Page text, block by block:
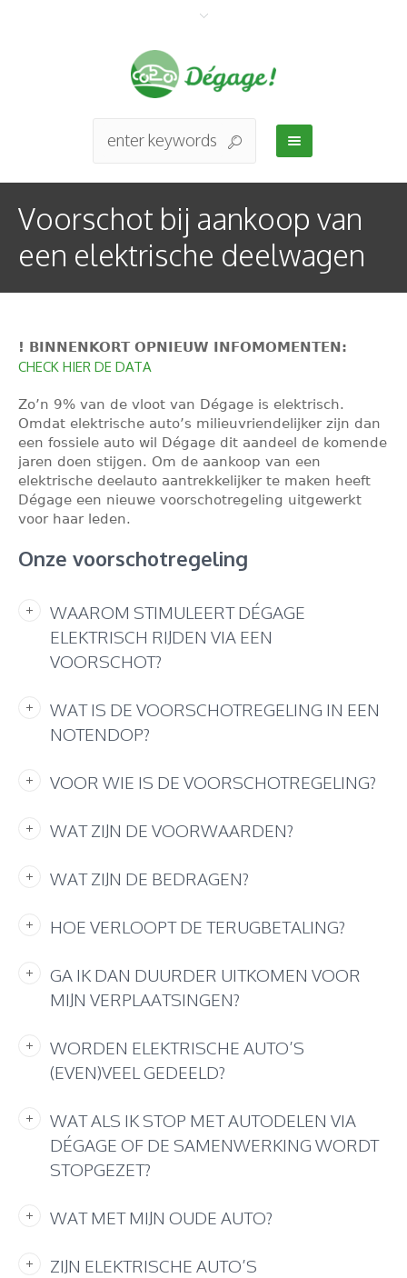
Voorschot bij aankoop van
een elektrische deelwagen
! BINNENKORT OPNIEUW INFOMOMENTEN:
CHECK HIER DE DATA
Zo’n 9% van de vloot van Dégage is elektrisch.
Omdat elektrische auto’s milieuvriendelijker zijn dan
een fossiele auto wil Dégage dit aandeel de komende
jaren doen stijgen. Om de aankoop van een
elektrische deelauto aantrekkelijker te maken heeft
Dégage een nieuwe voorschotregeling uitgewerkt
voor haar leden.
Onze voorschotregeling
WAAROM STIMULEERT DÉGAGE
ELEKTRISCH RIJDEN VIA EEN
VOORSCHOT?
WAT IS DE VOORSCHOTREGELING IN EEN
NOTENDOP?
VOOR WIE IS DE VOORSCHOTREGELING?
WAT ZIJN DE VOORWAARDEN?
WAT ZIJN DE BEDRAGEN?
HOE VERLOOPT DE TERUGBETALING?
GA IK DAN DUURDER UITKOMEN VOOR
MIJN VERPLAATSINGEN?
WORDEN ELEKTRISCHE AUTO’S
(EVEN)VEEL GEDEELD?
WAT ALS IK STOP MET AUTODELEN VIA
DÉGAGE OF DE SAMENWERKING WORDT
STOPGEZET?
WAT MET MIJN OUDE AUTO?
ZIJN ELEKTRISCHE AUTO’S